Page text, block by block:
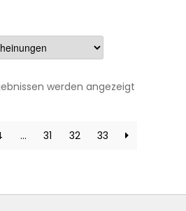
werden angezeigt
… 31 32 33